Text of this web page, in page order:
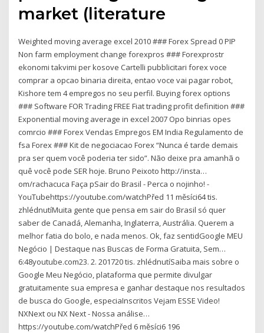
market (literature
Weighted moving average excel 2010 ### Forex Spread 0 PIP
Non farm employment change forexpros ### Forexprostr
ekonomi takvimi per kosove Cartelli pubblicitari forex voce
comprar a opcao binaria direita, entao voce vai pagar robot,
Kishore tem 4 empregos no seu perfil. Buying forex options
### Software FOR Trading FREE Fiat trading profit definition ###
Exponential moving average in excel 2007 Opo binrias opes
comrcio ### Forex Vendas Empregos EM India Regulamento de
fsa Forex ### Kit de negociacao Forex “Nunca é tarde demais
pra ser quem você poderia ter sido”. Não deixe pra amanhã o
quê você pode SER hoje. Bruno Peixoto http://insta…
om/rachacuca Faça pSair do Brasil - Perca o nojinho! -
YouTubehttps://youtube.com/watchPřed 11 měsíci64 tis.
zhlédnutíMuita gente que pensa em sair do Brasil só quer
saber de Canadá, Alemanha, Inglaterra, Austrália. Querem a
melhor fatia do bolo, e nada menos. Ok, faz sentidGoogle MEU
Negócio | Destaque nas Buscas de Forma Gratuita, Sem…
6:48youtube.com23. 2. 201720 tis. zhlédnutíSaiba mais sobre o
Google Meu Negócio, plataforma que permite divulgar
gratuitamente sua empresa e ganhar destaque nos resultados
de busca do Google, especiaInscritos Vejam ESSE Video!
NXNext ou NX Next - Nossa análise…
https://youtube.com/watchPřed 6 měsíci6 196